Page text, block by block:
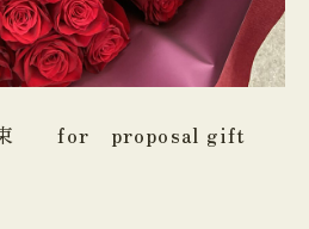
束 for proposal gift